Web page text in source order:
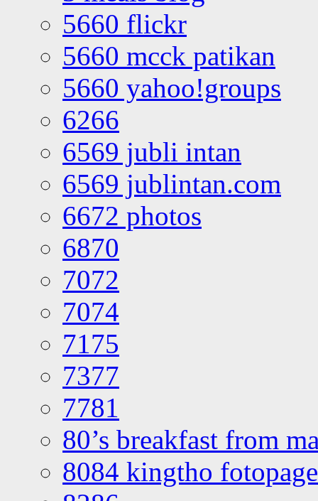
5660 flickr
5660 mcck patikan
5660 yahoo!groups
6266
6569 jubli intan
6569 jublintan.com
6672 photos
6870
7072
7074
7175
7377
7781
80’s breakfast from
8084 kingtho